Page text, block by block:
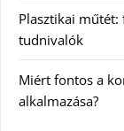
Plasztikai
tudnivalók
Miért fontos a
alkalmazása?